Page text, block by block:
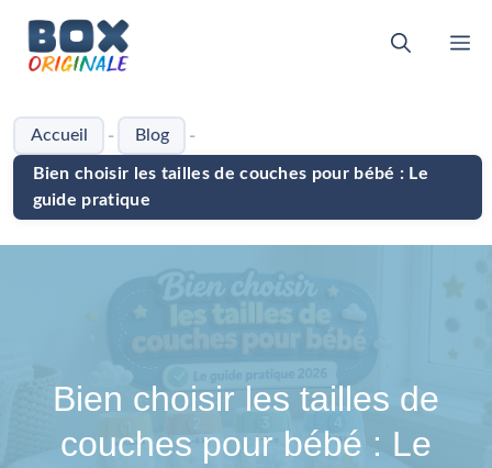
contenu
Accueil - Blog -
Bien choisir les tailles de couches pour bébé : Le
guide pratique
Bien choisir les tailles de
couches pour bébé : Le